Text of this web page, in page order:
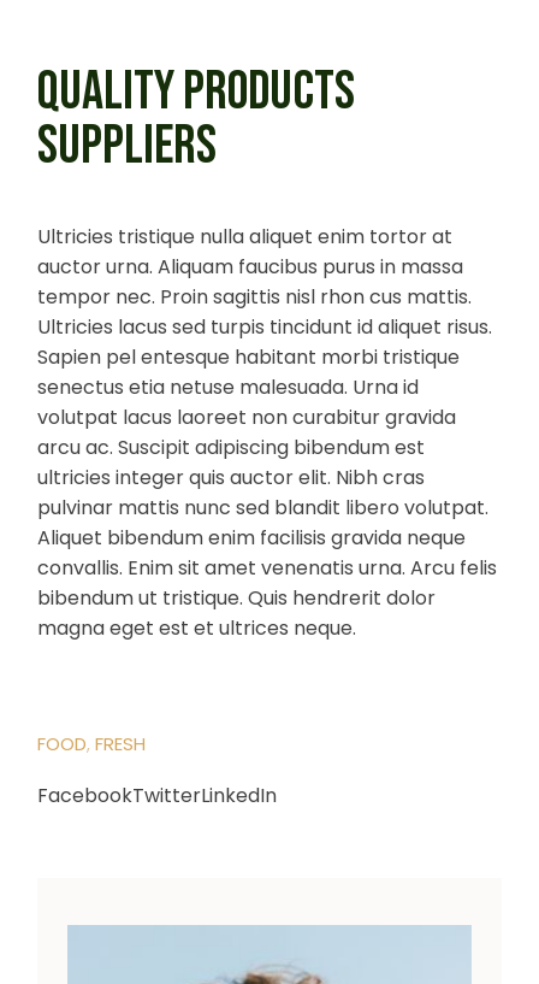
QUALITY PRODUCTS
SUPPLIERS
Ultricies tristique nulla aliquet enim tortor at
auctor urna. Aliquam faucibus purus in massa
tempor nec. Proin sagittis nisl rhon cus mattis.
Ultricies lacus sed turpis tincidunt id aliquet risus.
Sapien pel entesque habitant morbi tristique
senectus etia netuse malesuada. Urna id
volutpat lacus laoreet non curabitur gravida
arcu ac. Suscipit adipiscing bibendum est
ultricies integer quis auctor elit. Nibh cras
pulvinar mattis nunc sed blandit libero volutpat.
Aliquet bibendum enim facilisis gravida neque
convallis. Enim sit amet venenatis urna. Arcu felis
bibendum ut tristique. Quis hendrerit dolor
magna eget est et ultrices neque.
FOOD FRESH
FacebookTwitterLinkedIn